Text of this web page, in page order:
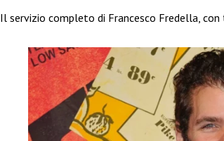
Il servizio completo di Francesco Fredella,